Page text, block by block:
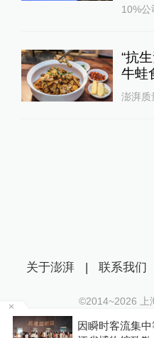
10%公
“抗
牛蛙
澎湃质
因瞬时客流集
关于澎湃 | 联系我们
©2014~2026 上
沪ICP证：沪B2-